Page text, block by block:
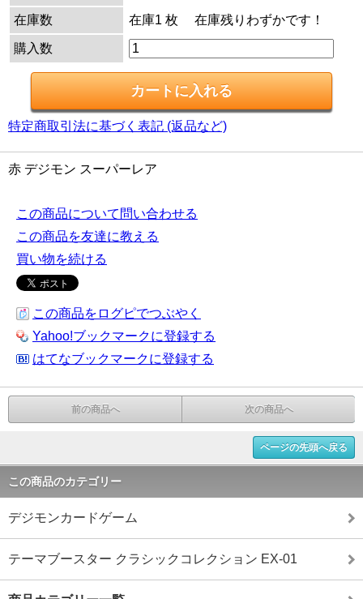
在庫数
在庫1 枚 在庫残りわずかです！
購入数
特定商取引法に基づく表記 (返品など)
赤 デジモン スーパーレア
この商品について問い合わせる
この商品を友達に教える
買い物を続ける
この商品をログピでつぶやく
Yahoo!ブックマークに登録する
はてなブックマークに登録する
前の商品へ 次の商品へ
ページの先頭へ戻る
この商品のカテゴリー
デジモンカードゲーム
テーマブースター クラシックコレクション EX-01